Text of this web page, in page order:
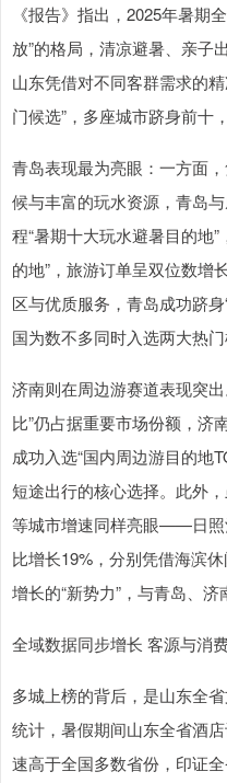
《报告》指出，2025年暑期
放”的格局，清凉避暑、亲子
山东凭借对不同客群需求的
门候选”，多座城市跻身前十
青岛表现最为亮眼：一方面
候与丰富的玩水资源，青岛
程“暑期十大玩水避暑目的地
的地”，旅游订单呈双位数增
区与优质服务，青岛成功跻
国为数不多同时入选两大热门
济南则在周边游赛道表现突
比”仍占据重要市场份额，济
成功入选“国内周边游目的地
短途出行的核心选择。此外
等城市增速同样亮眼——日照
比增长19%，分别凭借海滨
增长的“新势力”，与青岛、济
全域数据同步增长 客源与消
多城上榜的背后，是山东全
统计，暑假期间山东全省酒
速高于全国多数省份，印证